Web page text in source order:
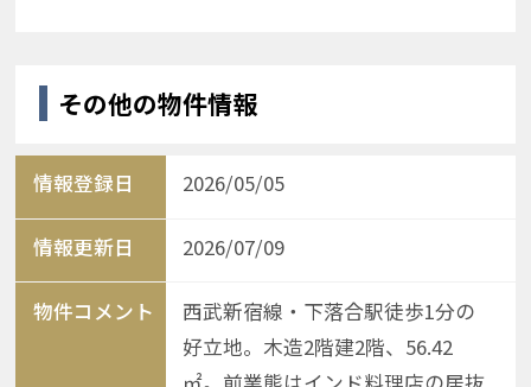
その他の物件情報
情報登録日 2026/05/05
情報更新日 2026/07/09
物件コメント
西武新宿線・下落合駅徒歩1分の
好立地。木造2階建2階、56.42